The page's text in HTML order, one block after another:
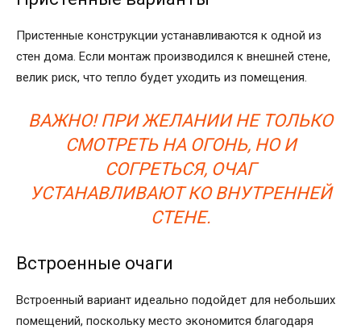
Пристенные конструкции устанавливаются к одной из
стен дома. Если монтаж производился к внешней стене,
велик риск, что тепло будет уходить из помещения.
ВАЖНО! ПРИ ЖЕЛАНИИ НЕ ТОЛЬКО
СМОТРЕТЬ НА ОГОНЬ, НО И
СОГРЕТЬСЯ, ОЧАГ
УСТАНАВЛИВАЮТ КО ВНУТРЕННЕЙ
СТЕНЕ.
Встроенные очаги
Встроенный вариант идеально подойдет для небольших
помещений, поскольку место экономится благодаря